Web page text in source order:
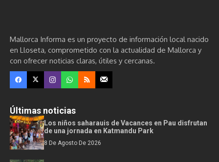
Mallorca Informa es un proyecto de información local nacido
en Lloseta, comprometido con la actualidad de Mallorca y
con ofrecer noticias claras, útiles y cercanas.
Últimas noticias
Los niños saharauis de Vacances en Pau disfrutan
de una jornada en Katmandu Park
8 De Agosto De 2026